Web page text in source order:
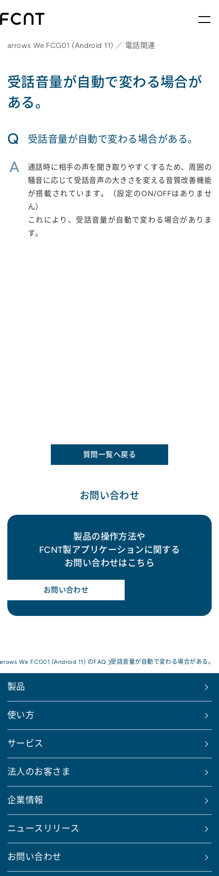
arrows We FCG01 (Android 11) ／ 電話関連
受話音量が自動で変わる場合が
ある。
Q 受話音量が自動で変わる場合がある。
A
通話時に相手の声を聞き取りやすくするため、周囲の
騒音に応じて受話音声の大きさを変える音質改善機能
が搭載されています。（設定のON/OFFはありませ
ん）
これにより、受話音量が自動で変わる場合がありま
す。
質問一覧へ戻る
お問い合わせ
製品の操作方法や
FCNT製アプリケーションに関する
お問い合わせはこちら
お問い合わせ
We FCG01 (Android 11) のFAQ 受話音量が自動で変わる場合がある。
製品
使い方
サービス
法人のお客さま
企業情報
ニュースリリース
お問い合わせ